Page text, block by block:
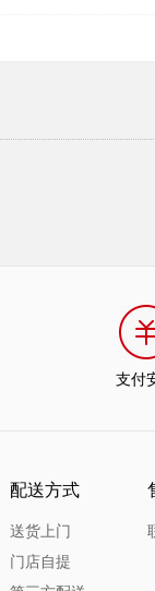
支付
配送方式
送货上门
门店自提